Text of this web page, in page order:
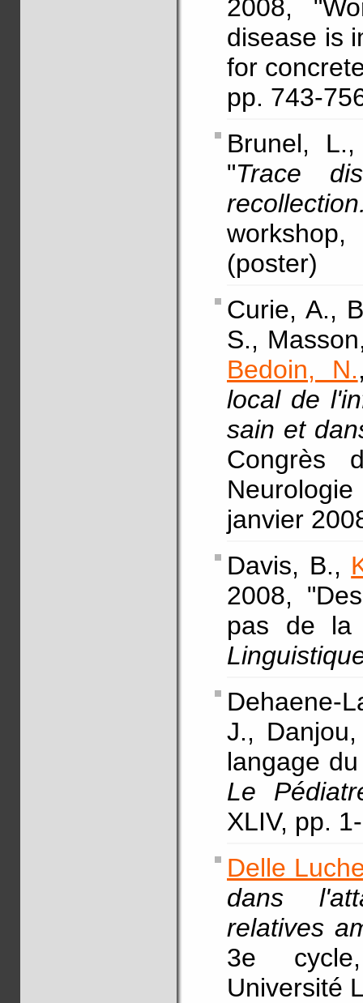
2008,
disease is
for
pp. 743-
Brunel,
"Trace
(poster)
Curie, A.,
S.,
Bedoin, N.
local de
sain et
Congrès
janvier
Davis, B.,
2008,
pas de
Dehaene-
J.,
langage
Le
XLIV, pp.
Delle
dans
relatives
3e
Université